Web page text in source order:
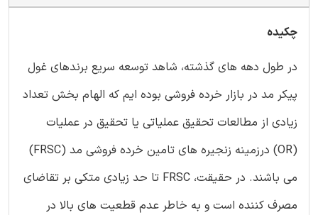
چکیده
در طول دهه های گذشته، شاهد توسعه سریع برندهای غول
پیکر مد در بازار خرده فروشی بوده ایم که الهام بخش تعداد
زیادی از مطالعات تحقیق عملیاتی یا تحقیق در عملیات
(OR) درزمینه زنجیره های تامین خرده فروشی مد (FRSC)
می باشند. در حقیقت، FRSC تا حد زیادی متکی بر تقاضای
مصرف کننده است و به خاطر عدم قطعیت های بالا در